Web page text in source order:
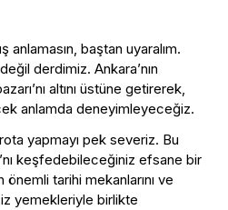
anlamasın, baştan uyaralım.
derdimiz. Ankara’nın
altını üstüne getirerek,
anlamda deneyimleyeceğiz.
yapmayı pek severiz. Bu
keşfedebileceğiniz efsane bir
önemli tarihi mekanlarını ve
yemekleriyle birlikte